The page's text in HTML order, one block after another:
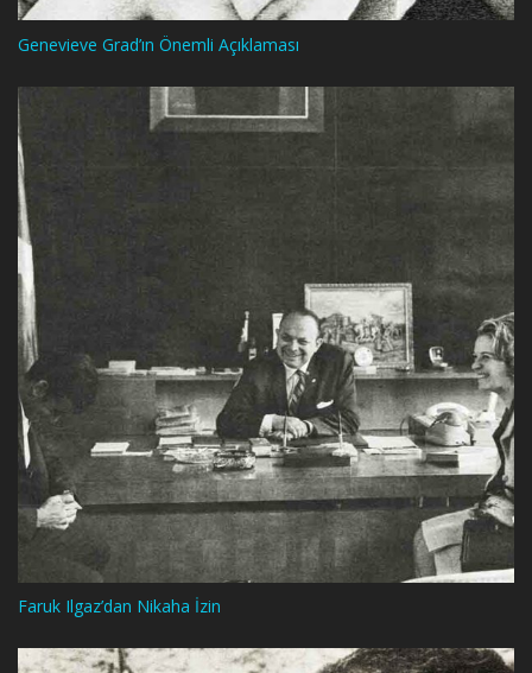
Genevieve Grad’ın Önemli Açıklaması
Faruk Ilgaz’dan Nikaha İzin